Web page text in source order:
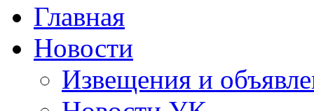
Главная
Новости
Извещения и